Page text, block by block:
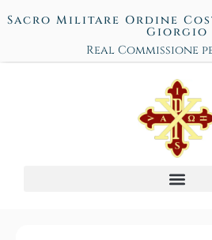
Sacro Militare Ordine
Giorgio
Real Commissione